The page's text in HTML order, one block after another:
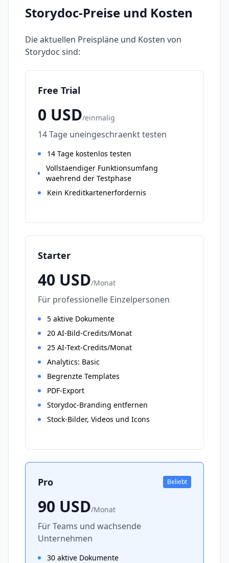
Storydoc-Preise und Kosten
Die aktuellen Preispläne und Kosten von
Storydoc sind:
Free Trial
0 USD/einmalig
14 Tage uneingeschraenkt testen
14 Tage kostenlos testen
Vollstaendiger Funktionsumfang
waehrend der Testphase
Kein Kreditkartenerfordernis
Starter
40 USD/Monat
Für professionelle Einzelpersonen
5 aktive Dokumente
20 AI-Bild-Credits/Monat
25 AI-Text-Credits/Monat
Analytics: Basic
Begrenzte Templates
PDF-Export
Storydoc-Branding entfernen
Stock-Bilder, Videos und Icons
Pro Beliebt
90 USD/Monat
Für Teams und wachsende
Unternehmen
30 aktive Dokumente